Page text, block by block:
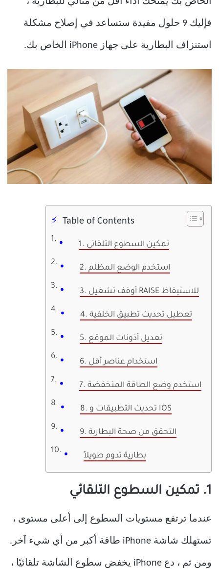
فإليك 9 حلول مفيدة ستساعد في إصلاح مشكلة
استنزاف البطارية على جهاز iPhone الخاص بك.
Table of Contents
1. تمكين السطوع التلقائي
2. استخدم الوضع المظلم
3. أوقف تشغيل RAISE للاستيقاظ
4. تعطيل تحديث تطبيق الخلفية
5. تعديل أذونات الموقع
6. استخدام عناصر أقل
7. استخدم وضع الطاقة المنخفضة
8. تحديث التطبيقات و IOS
9. التحقق من صحة البطارية
بطارية تدوم طويلاً
1. تمكين السطوع التلقائي
عندما ترتفع مستويات السطوع إلى أعلى مستوى ،
تستهلك شاشة iPhone طاقة أكبر من أي شيء آخر.
ومن ثم ، دع iPhone يخفض سطوع الشاشة تلقائيًا ،